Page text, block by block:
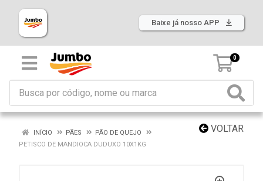
Baixe já nosso APP
0
VOLTAR
INÍCIO PÃES
PÃO DE QUEJO
PETISCO DE MANDIOCA DUDUXO 10X1KG